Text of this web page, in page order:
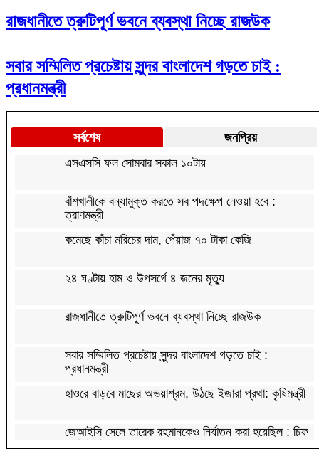
রাজধানীতে ত্রুটিপূর্ণ ভবনে ব্যবস্থা নিচ্ছে রাজউক
সবার সম্মিলিত প্রচেষ্টায় সুন্দর বাংলাদেশ গড়তে চাই :
প্রধানমন্ত্রী
সর্বশেষ
জনপ্রিয়
এসএসসি ফল সোমবার সকাল ১০টায়
বাঁশখালীকে বন্যামুক্ত করতে সব পদক্ষেপ নেওয়া হবে :
ত্রাণমন্ত্রী
কমেছে কাঁচা মরিচের দাম, পেঁয়াজ ৭০ টাকা কেজি
২৪ ঘণ্টায় হাম ও উপসর্গে ৪ জনের মৃত্যু
রাজধানীতে ত্রুটিপূর্ণ ভবনে ব্যবস্থা নিচ্ছে রাজউক
সবার সম্মিলিত প্রচেষ্টায় সুন্দর বাংলাদেশ গড়তে চাই :
প্রধানমন্ত্রী
হাওরে বাড়বে মাছের অভয়াশ্রম, উঠছে ইজারা প্রথা: কৃষিমন্ত্রী
জেআইসি সেলে তারেক রহমানকেও নির্যাতন করা হয়েছিল : চিফ
প্রসিকিউটর